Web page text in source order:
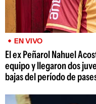
EN VIVO
El ex Peñarol Nahuel
equipo y llegaron dos
bajas del período de